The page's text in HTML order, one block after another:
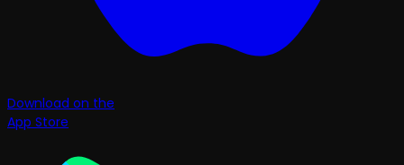
Download on the
App Store